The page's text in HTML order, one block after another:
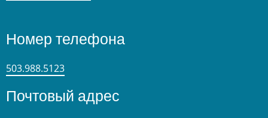
Номер телефона
503.988.5123
Почтовый адрес